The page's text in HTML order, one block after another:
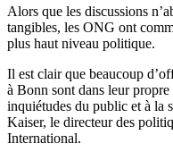
Alors que les discussions
tangibles, les ONG ont
plus haut niveau politique.
Il est clair que beaucoup
à Bonn sont dans leur
inquiétudes du public et à la
Kaiser, le directeur des
International.